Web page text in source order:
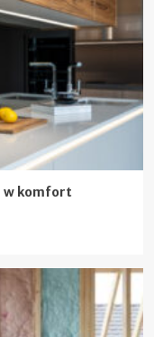
w komfort